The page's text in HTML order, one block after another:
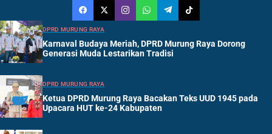
DPRD MURUNG RAYA
Karnaval Budaya Meriah, DPRD Murung Raya Dorong
Generasi Muda Lestarikan Tradisi
DPRD MURUNG RAYA
Ketua DPRD Murung Raya Bacakan Teks UUD 1945 pada
Upacara HUT ke-24 Kabupaten